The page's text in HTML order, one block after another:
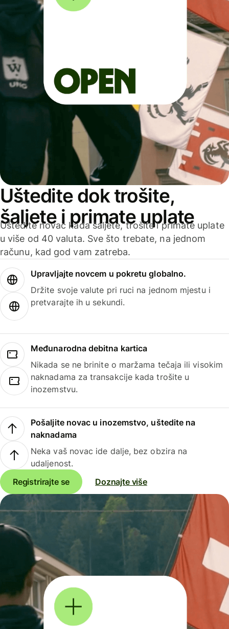
Uštedite dok trošite,
šaljete i primate uplate
Uštedite novac kada šaljete, trošite i primate uplate
u više od 40 valuta. Sve što trebate, na jednom
računu, kad god vam zatreba.
Upravljajte novcem u pokretu globalno.
Držite svoje valute pri ruci na jednom mjestu i
pretvarajte ih u sekundi.
Međunarodna debitna kartica
Nikada se ne brinite o maržama tečaja ili visokim
naknadama za transakcije kada trošite u
inozemstvu.
Pošaljite novac u inozemstvo, uštedite na
naknadama
Neka vaš novac ide dalje, bez obzira na
udaljenost.
Registrirajte se
Doznajte više